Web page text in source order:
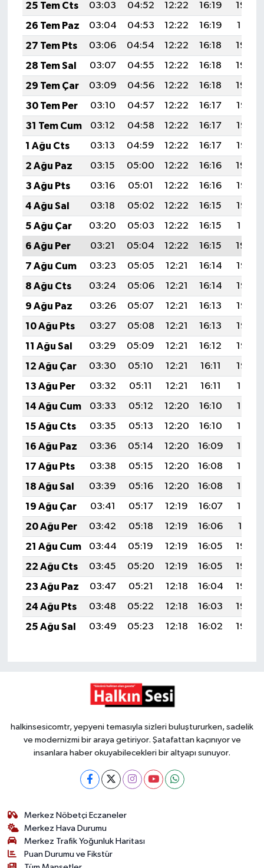
25 Tem Cts
03:03 04:52 12:22 16:19
19:42
26 Tem Paz
03:04 04:53 12:22 16:19
19:41
27 Tem Pts
03:06 04:54 12:22 16:18
19:40
28 Tem Sal
03:07 04:55 12:22 16:18
19:40
29 Tem Çar
03:09 04:56 12:22 16:18
19:39
30 Tem Per
03:10 04:57 12:22 16:17
19:37
31 Tem Cum
03:12 04:58 12:22 16:17
19:36
1 Ağu Cts
03:13 04:59 12:22 16:17
19:35
2 Ağu Paz
03:15 05:00 12:22 16:16
19:34
3 Ağu Pts
03:16 05:01 12:22 16:16
19:33
4 Ağu Sal
03:18 05:02 12:22 16:15
19:32
5 Ağu Çar
03:20 05:03 12:22 16:15
19:31
6 Ağu Per
03:21 05:04 12:22 16:15
19:30
7 Ağu Cum
03:23 05:05 12:21 16:14
19:28
8 Ağu Cts
03:24 05:06 12:21 16:14
19:27
9 Ağu Paz
03:26 05:07 12:21 16:13
19:26
10 Ağu Pts
03:27 05:08 12:21 16:13
19:25
11 Ağu Sal
03:29 05:09 12:21 16:12
19:23
12 Ağu Çar
03:30 05:10 12:21 16:11
19:22
13 Ağu Per
03:32 05:11 12:21 16:11
19:21
14 Ağu Cum
03:33 05:12 12:20 16:10
19:19
15 Ağu Cts
03:35 05:13 12:20 16:10
19:18
16 Ağu Paz
03:36 05:14 12:20 16:09
19:16
17 Ağu Pts
03:38 05:15 12:20 16:08
19:15
18 Ağu Sal
03:39 05:16 12:20 16:08
19:14
19 Ağu Çar
03:41 05:17 12:19 16:07
19:12
20 Ağu Per
03:42 05:18 12:19 16:06
19:11
21 Ağu Cum
03:44 05:19 12:19 16:05
19:09
22 Ağu Cts
03:45 05:20 12:19 16:05
19:08
23 Ağu Paz
03:47 05:21 12:18 16:04
19:06
24 Ağu Pts
03:48 05:22 12:18 16:03
19:05
25 Ağu Sal
03:49 05:23 12:18 16:02 19:03
halkinsesicomtr, yepyeni temasıyla sizleri buluştururken, sadelik
ve modernizmi bir araya getiriyor. Şatafattan kaçınıyor ve
insanlara haber okuyabilecekleri bir altyapı sunuyor.
Merkez Nöbetçi Eczaneler
Merkez Hava Durumu
Merkez Trafik Yoğunluk Haritası
Puan Durumu ve Fikstür
Politika
Resmi İlan
Röportaj
Sağlık
SİYASET
Spor
Ulusal
Yaşam